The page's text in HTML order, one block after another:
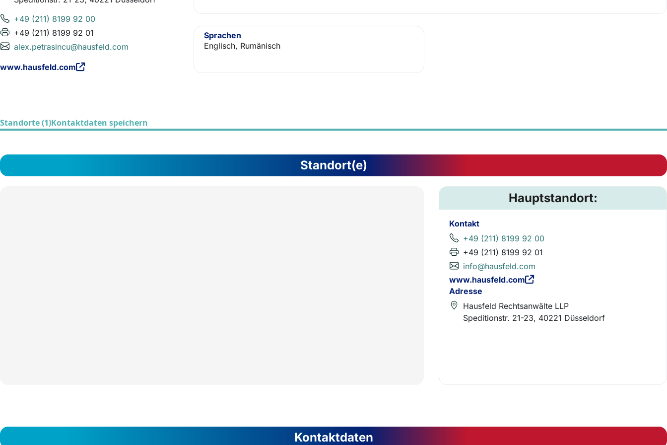
+49 (211) 8199 92 00
+49 (211) 8199 92 01
alex.petrasincu@hausfeld.com
www.hausfeld.com
Sprachen
Englisch, Rumänisch
Standorte (1)Kontaktdaten speichern
Standort(e)
Hauptstandort:
Kontakt
+49 (211) 8199 92 00
+49 (211) 8199 92 01
info@hausfeld.com
www.hausfeld.com
Adresse
Hausfeld Rechtsanwälte LLP
Speditionstr. 21-23, 40221 Düsseldorf
Kontaktdaten